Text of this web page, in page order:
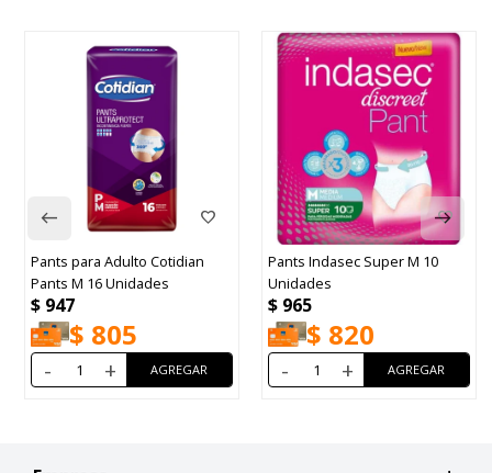
Pants para Adulto Cotidian
Pants M 16 Unidades
$ 947
$ 805
- +
Pants Indasec Super M 10
Unidades
$ 965
$ 820
- +